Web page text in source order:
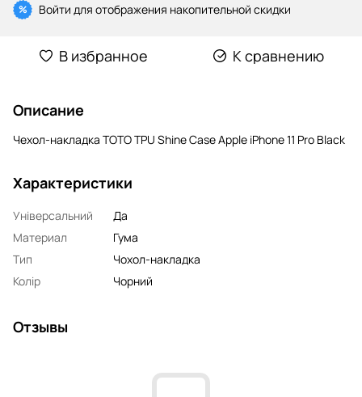
% Войти для отображения накопительной скидки
В избранное К сравнению
Описание
Чехол-накладка TOTO TPU Shine Case Apple iPhone 11 Pro Black
Характеристики
Універсальний
Да
Материал
Гума
Тип
Чохол-накладка
Колір
Чорний
Отзывы